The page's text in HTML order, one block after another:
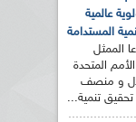
عالمية
المستدامة
الممثل
المتحدة
و منصف